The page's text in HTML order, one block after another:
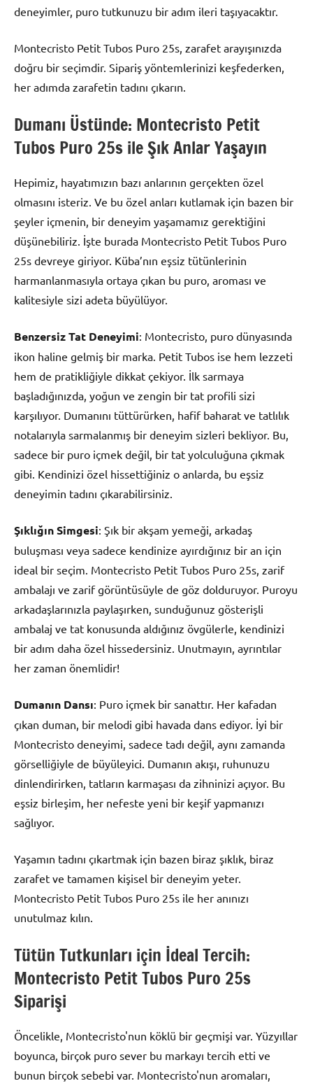
deneyimler, puro tutkunuzu bir adım ileri taşıyacaktır.
Montecristo Petit Tubos Puro 25s, zarafet arayışınızda
doğru bir seçimdir. Sipariş yöntemlerinizi keşfederken,
her adımda zarafetin tadını çıkarın.
Dumanı Üstünde: Montecristo Petit
Tubos Puro 25s ile Şık Anlar Yaşayın
Hepimiz, hayatımızın bazı anlarının gerçekten özel
olmasını isteriz. Ve bu özel anları kutlamak için bazen bir
şeyler içmenin, bir deneyim yaşamamız gerektiğini
düşünebiliriz. İşte burada Montecristo Petit Tubos Puro
25s devreye giriyor. Küba’nın eşsiz tütünlerinin
harmanlanmasıyla ortaya çıkan bu puro, aroması ve
kalitesiyle sizi adeta büyülüyor.
Benzersiz Tat Deneyimi: Montecristo, puro dünyasında
ikon haline gelmiş bir marka. Petit Tubos ise hem lezzeti
hem de pratikliğiyle dikkat çekiyor. İlk sarmaya
başladığınızda, yoğun ve zengin bir tat profili sizi
karşılıyor. Dumanını tüttürürken, hafif baharat ve tatlılık
notalarıyla sarmalanmış bir deneyim sizleri bekliyor. Bu,
sadece bir puro içmek değil, bir tat yolculuğuna çıkmak
gibi. Kendinizi özel hissettiğiniz o anlarda, bu eşsiz
deneyimin tadını çıkarabilirsiniz.
Şıklığın Simgesi: Şık bir akşam yemeği, arkadaş
buluşması veya sadece kendinize ayırdığınız bir an için
ideal bir seçim. Montecristo Petit Tubos Puro 25s, zarif
ambalajı ve zarif görüntüsüyle de göz dolduruyor. Puroyu
arkadaşlarınızla paylaşırken, sunduğunuz gösterişli
ambalaj ve tat konusunda aldığınız övgülerle, kendinizi
bir adım daha özel hissedersiniz. Unutmayın, ayrıntılar
her zaman önemlidir!
Dumanın Dansı: Puro içmek bir sanattır. Her kafadan
çıkan duman, bir melodi gibi havada dans ediyor. İyi bir
Montecristo deneyimi, sadece tadı değil, aynı zamanda
görselliğiyle de büyüleyici. Dumanın akışı, ruhunuzu
dinlendirirken, tatların karmaşası da zihninizi açıyor. Bu
eşsiz birleşim, her nefeste yeni bir keşif yapmanızı
sağlıyor.
Yaşamın tadını çıkartmak için bazen biraz şıklık, biraz
zarafet ve tamamen kişisel bir deneyim yeter.
Montecristo Petit Tubos Puro 25s ile her anınızı
unutulmaz kılın.
Tütün Tutkunları için İdeal Tercih:
Montecristo Petit Tubos Puro 25s
Siparişi
Öncelikle, Montecristo'nun köklü bir geçmişi var. Yüzyıllar
boyunca, birçok puro sever bu markayı tercih etti ve
bunun birçok sebebi var. Montecristo'nun aromaları,